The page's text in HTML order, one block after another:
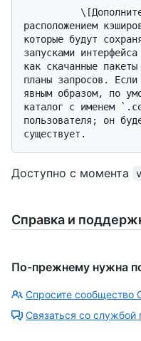
расположением
которые будут
запусками
как скачанные
планы запросов.
явным образом, по
каталог с именем
пользователя; он
Доступно с момента
Справка и
По-прежнему нужна
Спросите сообщество
Связаться со